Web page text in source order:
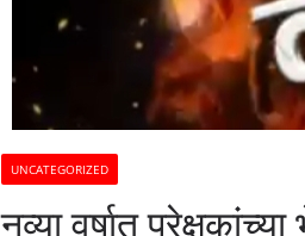
UNCATEGORIZED
नव्या वर्षात